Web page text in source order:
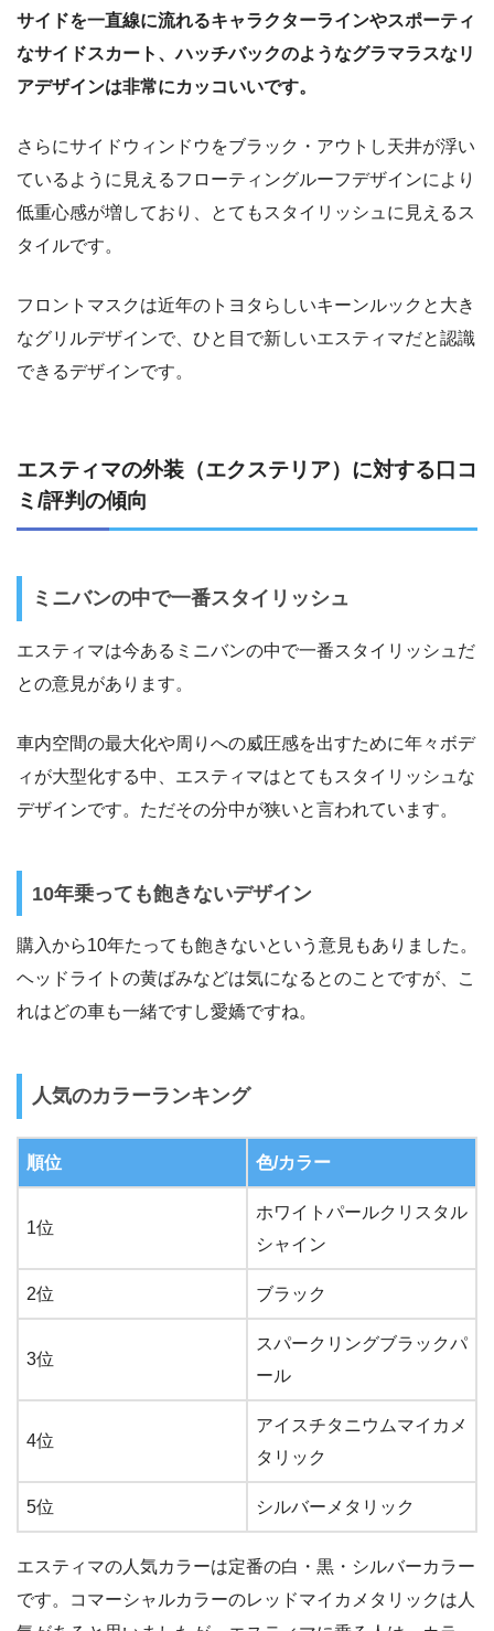
サイドを一直線に流れるキャラクターラインやスポーティ
なサイドスカート、ハッチバックのようなグラマラスなリ
アデザインは非常にカッコいいです。
さらにサイドウィンドウをブラック・アウトし天井が浮い
ているように見えるフローティングルーフデザインにより
低重心感が増しており、とてもスタイリッシュに見えるス
タイルです。
フロントマスクは近年のトヨタらしいキーンルックと大き
なグリルデザインで、ひと目で新しいエスティマだと認識
できるデザインです。
エスティマの外装（エクステリア）に対する口コ
ミ/評判の傾向
ミニバンの中で一番スタイリッシュ
エスティマは今あるミニバンの中で一番スタイリッシュだ
との意見があります。
車内空間の最大化や周りへの威圧感を出すために年々ボデ
ィが大型化する中、エスティマはとてもスタイリッシュな
デザインです。ただその分中が狭いと言われています。
10年乗っても飽きないデザイン
購入から10年たっても飽きないという意見もありました。
ヘッドライトの黄ばみなどは気になるとのことですが、こ
れはどの車も一緒ですし愛嬌ですね。
人気のカラーランキング
順位 色/カラー
1位
ホワイトパールクリスタル
シャイン
2位 ブラック
3位
スパークリングブラックパ
ール
4位
アイスチタニウムマイカメ
タリック
5位 シルバーメタリック
エスティマの人気カラーは定番の白・黒・シルバーカラー
です。コマーシャルカラーのレッドマイカメタリックは人